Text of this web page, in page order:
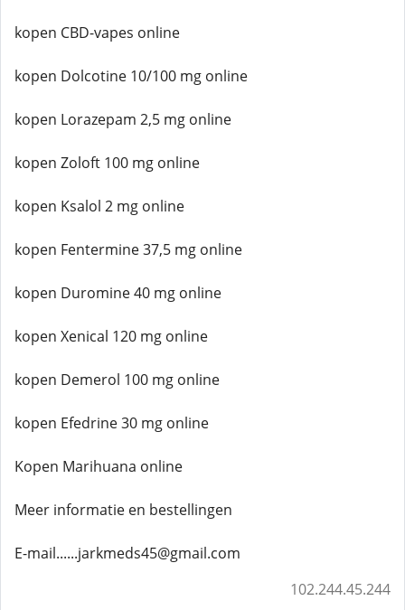
kopen CBD-vapes online
kopen Dolcotine 10/100 mg online
kopen Lorazepam 2,5 mg online
kopen Zoloft 100 mg online
kopen Ksalol 2 mg online
kopen Fentermine 37,5 mg online
kopen Duromine 40 mg online
kopen Xenical 120 mg online
kopen Demerol 100 mg online
kopen Efedrine 30 mg online
Kopen Marihuana online
Meer informatie en bestellingen
E-mail......jarkmeds45@gmail.com
102.244.45.244